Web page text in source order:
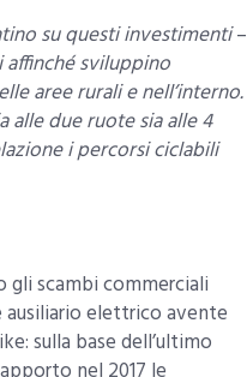
su questi investimenti–
sviluppino
aree rurali e nell’interno.
due ruote sia alle 4
i percorsi ciclabili
gli scambi commerciali
elettrico avente
sulla base dell’ultimo